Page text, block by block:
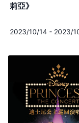
莉亞》
2023/10/14 - 2023/